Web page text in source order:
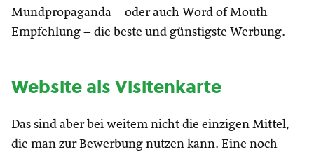
Mundpropaganda – oder auch Word of Mouth-
Empfehlung – die beste und günstigste Werbung.
Website als Visitenkarte
Das sind aber bei weitem nicht die einzigen Mittel,
die man zur Bewerbung nutzen kann. Eine noch